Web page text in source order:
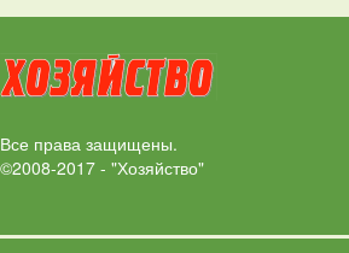
Все права защищены.
©2008-2017 - "Хозяйство"